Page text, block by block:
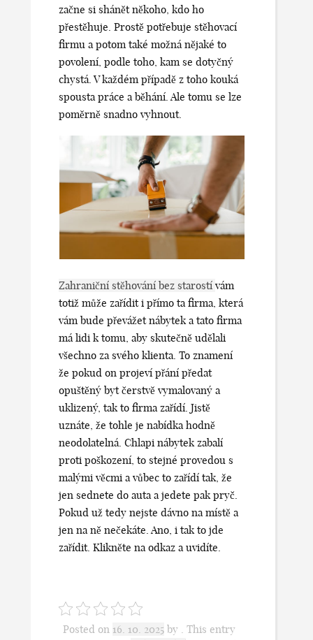
začne si shánět někoho, kdo ho
přestěhuje. Prostě potřebuje stěhovací
firmu a potom také možná nějaké to
povolení, podle toho, kam se dotyčný
chystá. V každém případě z toho kouká
spousta práce a běhání. Ale tomu se lze
poměrně snadno vyhnout.
Zahraniční stěhování bez starostí vám
totiž může zařídit i přímo ta firma, která
vám bude převážet nábytek a tato firma
má lidi k tomu, aby skutečně udělali
všechno za svého klienta. To znamení
že pokud on projeví přání předat
opuštěný byt čerstvě vymalovaný a
uklizený, tak to firma zařídí. Jistě
uznáte, že tohle je nabídka hodně
neodolatelná. Chlapi nábytek zabalí
proti poškození, to stejné provedou s
malými věcmi a vůbec to zařídí tak, že
jen sednete do auta a jedete pak pryč.
Pokud už tedy nejste dávno na místě a
jen na ně nečekáte. Ano, i tak to jde
zařídit. Klikněte na odkaz a uvidíte.
Posted on 16. 10. 2025 by . This entry